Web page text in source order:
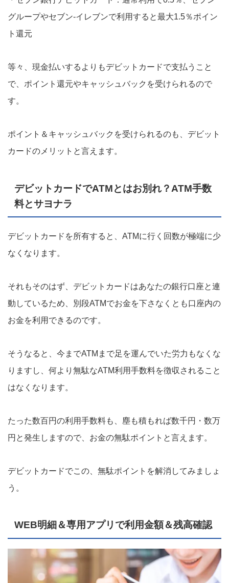
グループやセブン-イレブンで利用すると最大1.5％ポイン
ト還元
等々、現金払いするよりもデビットカードで支払うこと
で、ポイント還元やキャッシュバックを受けられるので
す。
ポイント＆キャッシュバックを受けられるのも、デビット
カードのメリットと言えます。
デビットカードでATMとはお別れ？ATM手数
料とサヨナラ
デビットカードを所有すると、ATMに行く回数が極端に少
なくなります。
それもそのはず、デビットカードはあなたの銀行口座と連
動しているため、別段ATMでお金を下さなくとも口座内の
お金を利用できるのです。
そうなると、今までATMまで足を運んでいた労力もなくな
りますし、何より無駄なATM利用手数料を徴収されること
はなくなります。
たった数百円の利用手数料も、塵も積もれば数千円・数万
円と発生しますので、お金の無駄ポイントと言えます。
デビットカードでこの、無駄ポイントを解消してみましょ
う。
WEB明細＆専用アプリで利用金額＆残高確認